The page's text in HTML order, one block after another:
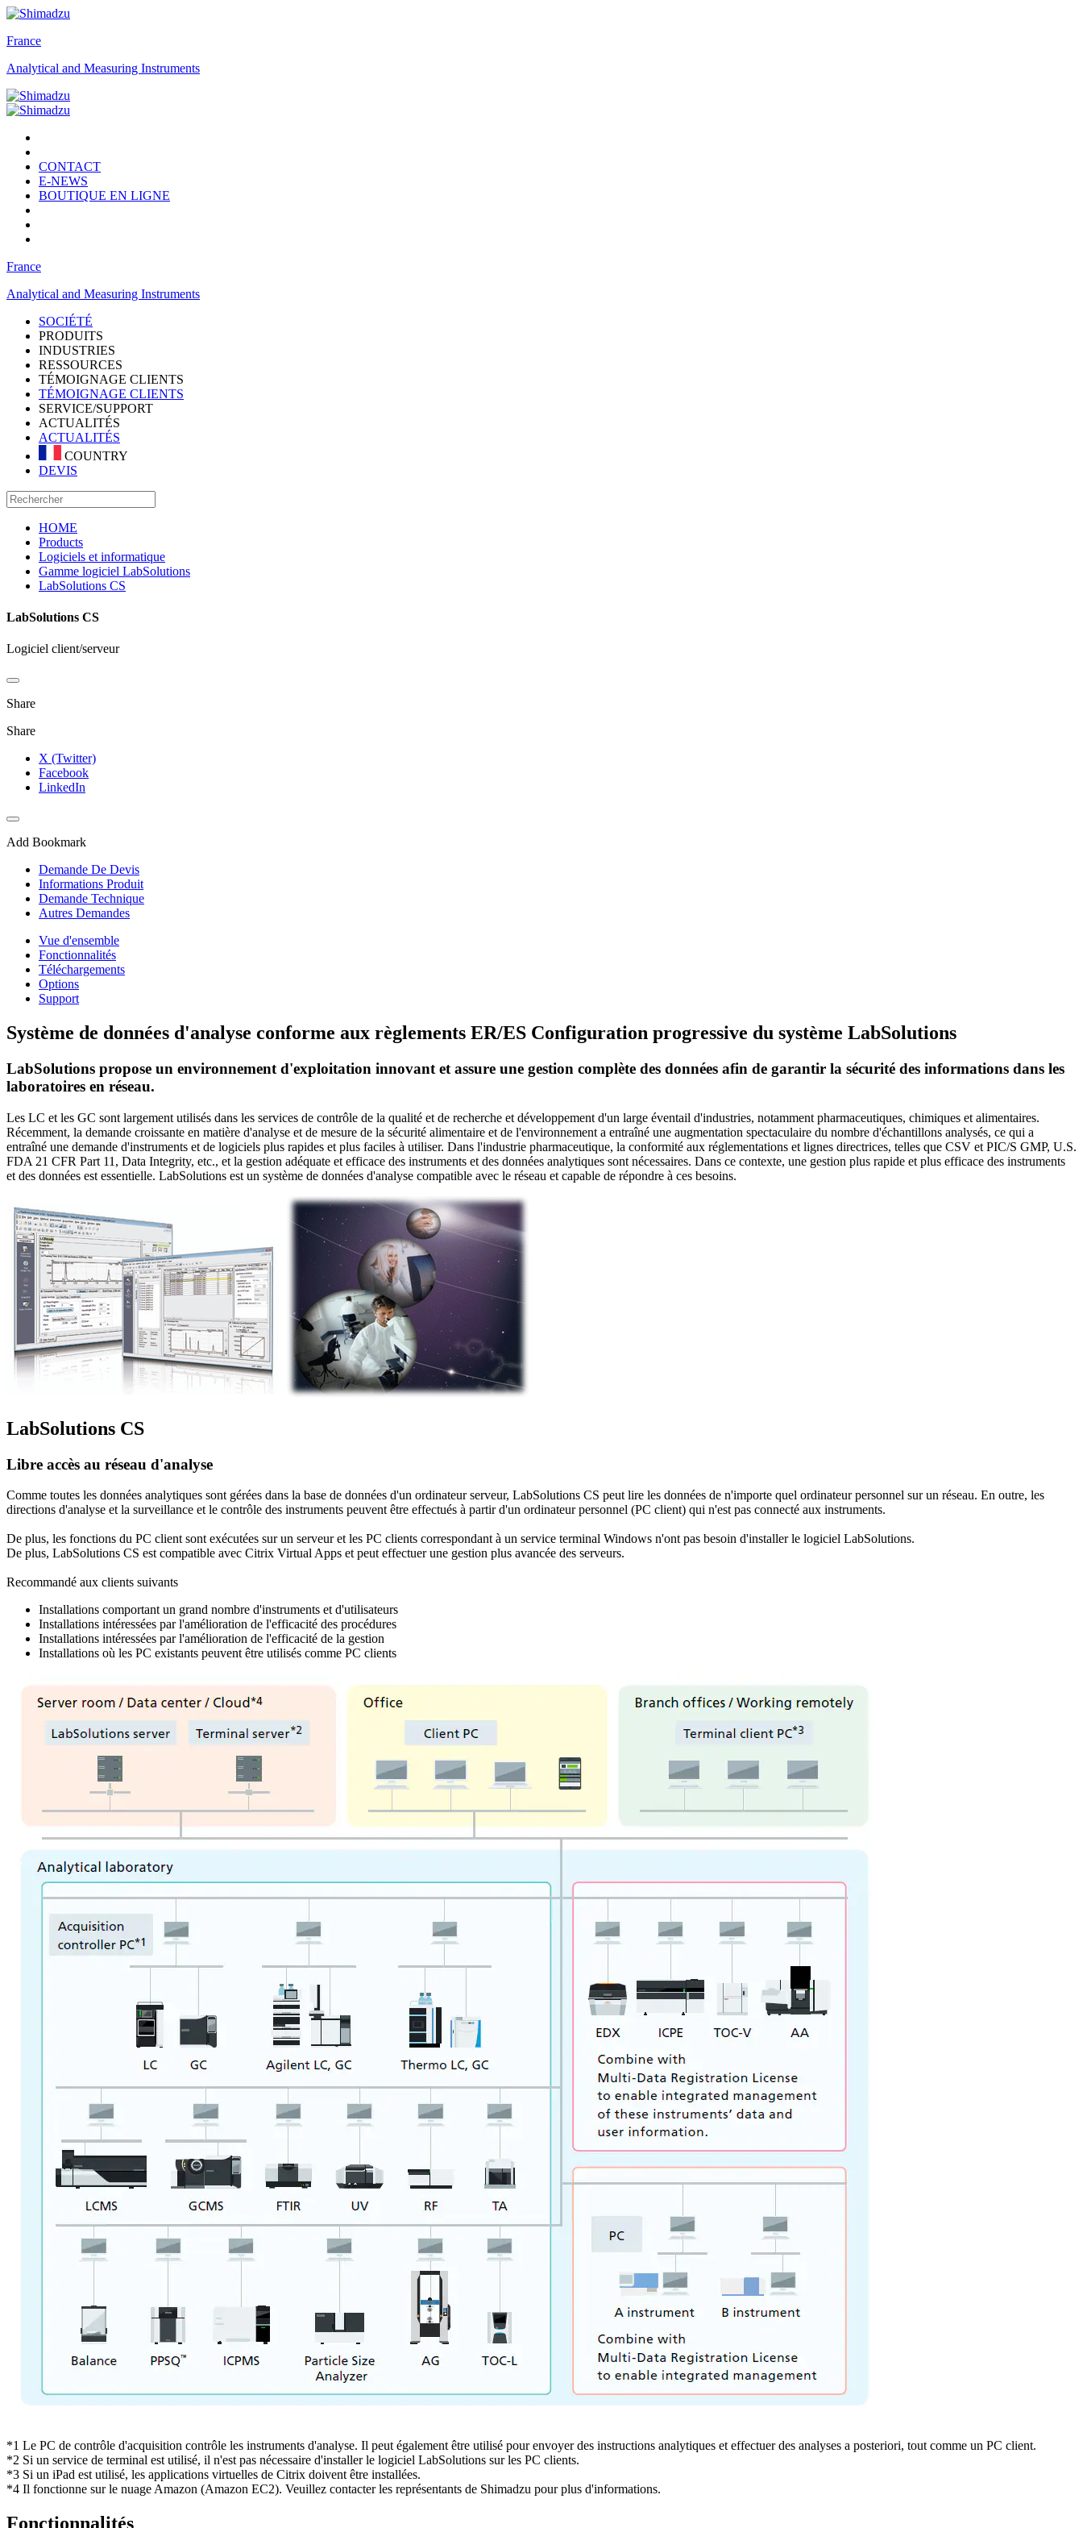
France
Analytical and Measuring Instruments
CONTACT
E-NEWS
BOUTIQUE EN LIGNE
France
Analytical and Measuring Instruments
SOCIÉTÉ
PRODUITS
INDUSTRIES
RESSOURCES
TÉMOIGNAGE CLIENTS
TÉMOIGNAGE CLIENTS
SERVICE/SUPPORT
ACTUALITÉS
ACTUALITÉS
COUNTRY
DEVIS
HOME
Products
Logiciels et informatique
Gamme logiciel LabSolutions
LabSolutions CS
LabSolutions CS
Logiciel client/serveur
Share
Share
X (Twitter)
Facebook
LinkedIn
Add Bookmark
Demande De Devis
Informations Produit
Demande Technique
Autres Demandes
Vue d'ensemble
Fonctionnalités
Téléchargements
Options
Support
Système de données d'analyse conforme aux règlements ER/ES Configuration progressive du système LabSolutions
LabSolutions propose un environnement d'exploitation innovant et assure une gestion complète des données afin de garantir la sécurité des informations dans les
laboratoires en réseau.
Les LC et les GC sont largement utilisés dans les services de contrôle de la qualité et de recherche et développement d'un large éventail d'industries, notamment pharmaceutiques, chimiques et alimentaires.
Récemment, la demande croissante en matière d'analyse et de mesure de la sécurité alimentaire et de l'environnement a entraîné une augmentation spectaculaire du nombre d'échantillons analysés, ce qui a
entraîné une demande d'instruments et de logiciels plus rapides et plus faciles à utiliser. Dans l'industrie pharmaceutique, la conformité aux réglementations et lignes directrices, telles que CSV et PIC/S GMP, U.S.
FDA 21 CFR Part 11, Data Integrity, etc., et la gestion adéquate et efficace des instruments et des données analytiques sont nécessaires. Dans ce contexte, une gestion plus rapide et plus efficace des instruments
et des données est essentielle. LabSolutions est un système de données d'analyse compatible avec le réseau et capable de répondre à ces besoins.
LabSolutions CS
Libre accès au réseau d'analyse
Comme toutes les données analytiques sont gérées dans la base de données d'un ordinateur serveur, LabSolutions CS peut lire les données de n'importe quel ordinateur personnel sur un réseau. En outre, les
directions d'analyse et la surveillance et le contrôle des instruments peuvent être effectués à partir d'un ordinateur personnel (PC client) qui n'est pas connecté aux instruments.
De plus, les fonctions du PC client sont exécutées sur un serveur et les PC clients correspondant à un service terminal Windows n'ont pas besoin d'installer le logiciel LabSolutions.
De plus, LabSolutions CS est compatible avec Citrix Virtual Apps et peut effectuer une gestion plus avancée des serveurs.
Recommandé aux clients suivants
Installations comportant un grand nombre d'instruments et d'utilisateurs
Installations intéressées par l'amélioration de l'efficacité des procédures
Installations intéressées par l'amélioration de l'efficacité de la gestion
Installations où les PC existants peuvent être utilisés comme PC clients
*1 Le PC de contrôle d'acquisition contrôle les instruments d'analyse. Il peut également être utilisé pour envoyer des instructions analytiques et effectuer des analyses a posteriori, tout comme un PC client.
*2 Si un service de terminal est utilisé, il n'est pas nécessaire d'installer le logiciel LabSolutions sur les PC clients.
*3 Si un iPad est utilisé, les applications virtuelles de Citrix doivent être installées.
*4 Il fonctionne sur le nuage Amazon (Amazon EC2). Veuillez contacter les représentants de Shimadzu pour plus d'informations.
Fonctionnalités